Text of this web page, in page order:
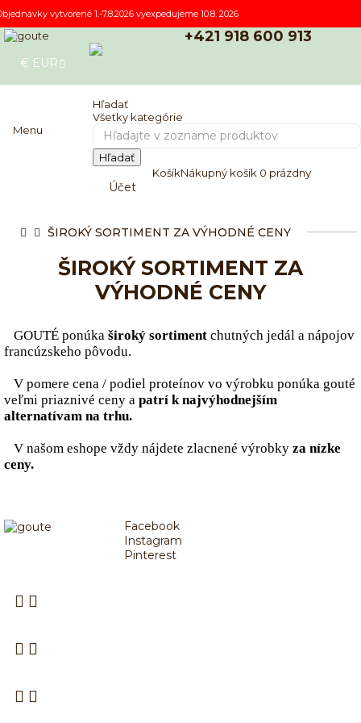
vytvorené 1.-7.8.2026 vyexpedujeme 10.8. 2026
€ EUR
+421 918 600 913
Menu
Hľadať
Všetky kategórie
Hľadať
Účet
KošíkNákupný košík 0 prázdny
ŠIROKÝ SORTIMENT ZA VÝHODNÉ CENY
ŠIROKÝ SORTIMENT ZA
VÝHODNÉ CENY
GOUTÉ ponúka široký sortiment chutných jedál a nápojov
francúzskeho pôvodu.
V pomere cena / podiel proteínov vo výrobku ponúka gouté
veľmi priaznivé ceny a patrí k najvýhodnejším
alternatívam na trhu.
V našom eshope vždy nájdete zlacnené výrobky za nízke
ceny.
Facebook
Instagram
Pinterest